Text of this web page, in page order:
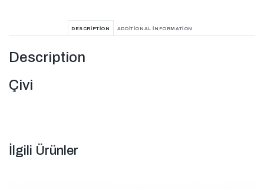
DESCRIPTION ADDITIONAL INFORMATION
Description
Çivi
İlgili Ürünler